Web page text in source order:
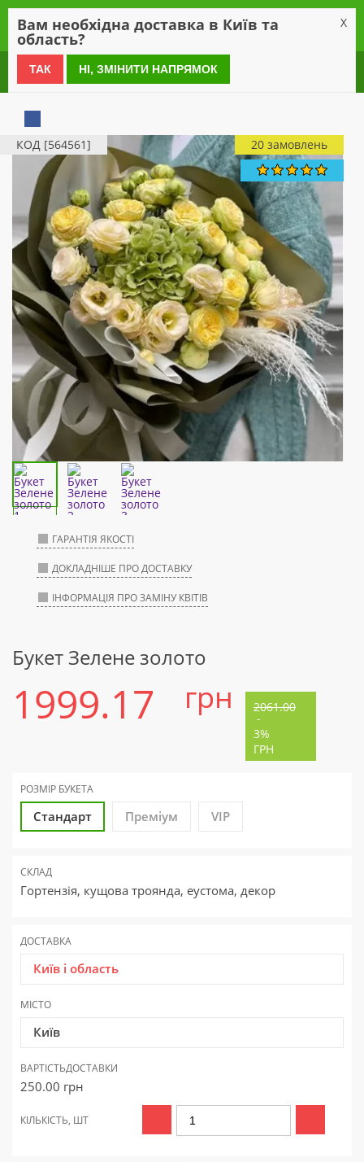
0 800 21 54 55
КОД [564561] 20 замовлень
ГАРАНТІЯ ЯКОСТІ
ДОКЛАДНІШЕ ПРО ДОСТАВКУ
ІНФОРМАЦІЯ ПРО ЗАМІНУ КВІТІВ
Букет Зелене золото
1999.17 грн 2061.00
-
3%
ГРН
РОЗМІР БУКЕТА
Стандарт Преміум VIP
СКЛАД
Гортензія, кущова троянда, еустома, декор
ДОСТАВКА
Київ і область
МІСТО
Київ
ВАРТІСТЬДОСТАВКИ
250.00 грн
КІЛЬКІСТЬ, ШТ
Вам необхідна доставка в Київ та
область?
X
ТАК НІ, ЗМІНИТИ НАПРЯМОК